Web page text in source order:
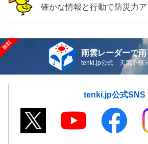
確かな情報と行動で防災力
雨雲レーダーで雨
tenki.jp公式 天気予報
tenki.jp公式SNS